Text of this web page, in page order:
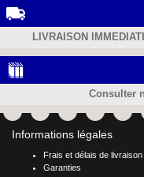
LIVRAISON
Consulter
Informations légales
Frais et délais de livraison
Garanties